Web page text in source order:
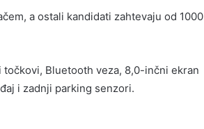
a ostali kandidati zahtevaju od 1000
Bluetooth veza, 8,0-inčni ekran
i zadnji parking senzori.